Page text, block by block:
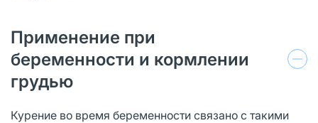
Применение при
беременности и кормлении
грудью
Курение во время беременности связано с такими